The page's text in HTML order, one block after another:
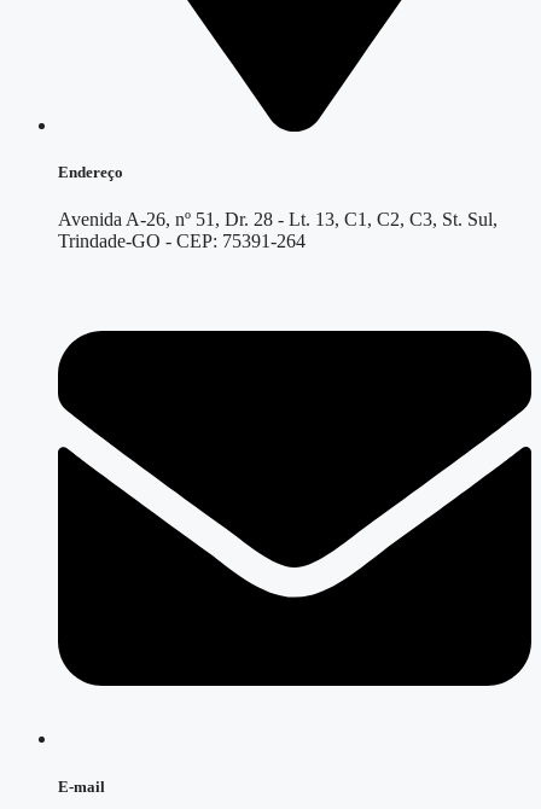
Endereço
Avenida A-26, nº 51, Dr. 28 - Lt. 13, C1, C2, C3, St. Sul,
Trindade-GO - CEP: 75391-264
E-mail